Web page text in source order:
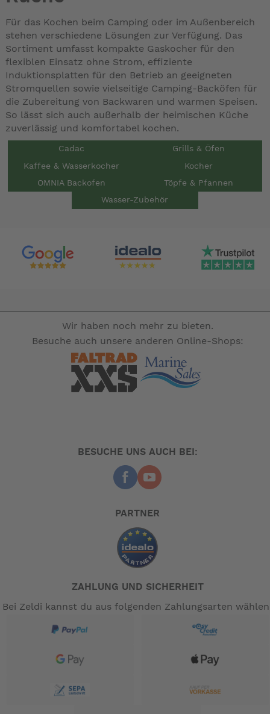
Für das Kochen beim Camping oder im Außenbereich
stehen verschiedene Lösungen zur Verfügung. Das
Sortiment umfasst kompakte Gaskocher für den
flexiblen Einsatz ohne Strom, effiziente
Induktionsplatten für den Betrieb an geeigneten
Stromquellen sowie vielseitige Camping-Backöfen für
die Zubereitung von Backwaren und warmen Speisen.
So lässt sich auch außerhalb der heimischen Küche
zuverlässig und komfortabel kochen.
Cadac Grills & Öfen
Kaffee & Wasserkocher Kocher
OMNIA Backofen Töpfe & Pfannen
Wasser-Zubehör
Wir haben noch mehr zu bieten.
Besuche auch unsere anderen Online-Shops:
BESUCHE UNS AUCH BEI:
PARTNER
ZAHLUNG UND SICHERHEIT
Bei Zeldi kannst du aus folgenden Zahlungsarten